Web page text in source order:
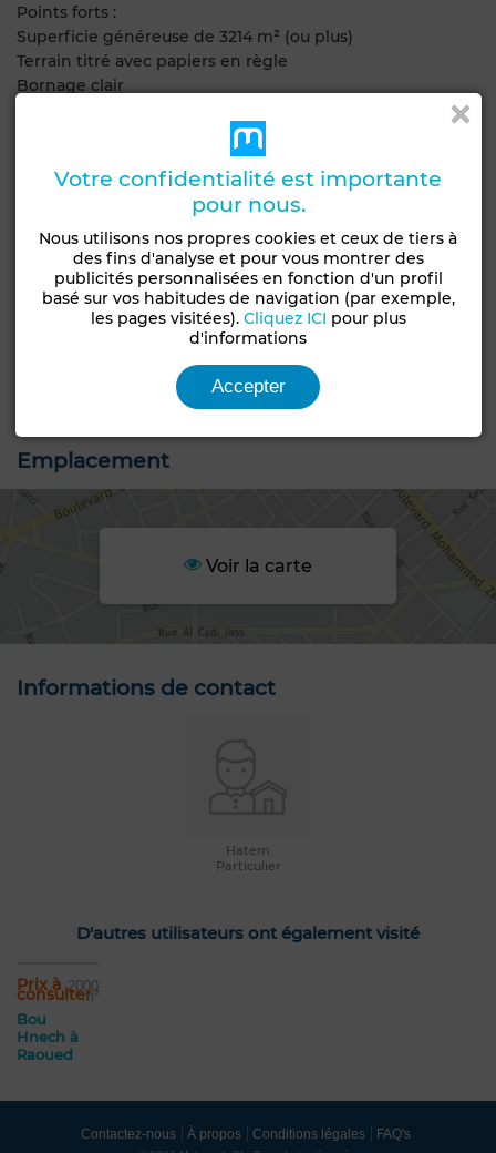
Points forts :
Superficie généreuse de 3214 m² (ou plus)
Terrain titré avec papiers en règle
Bornage clair
Contactez-moi par téléphone ou WhatsApp
Caractéristiques générales
Type de bien
Terrain
Type de terrain
Groupement
d'habitation
Statut du terrain
Non loti
Emplacement
Voir la carte
Informations de contact
Hatem
Particulier
D'autres utilisateurs ont également visité
Prix à
consulter
2000
m²
Bou
Hnech à
Raoued
Contactez-nous À propos Conditions légales FAQ's
Votre confidentialité est importante
pour nous.
Nous utilisons nos propres cookies et ceux de tiers à
des fins d'analyse et pour vous montrer des
publicités personnalisées en fonction d'un profil
basé sur vos habitudes de navigation (par exemple,
les pages visitées). Cliquez ICI pour plus
d'informations
Accepter